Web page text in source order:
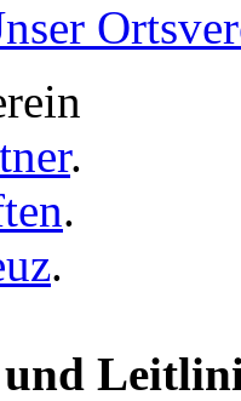
.
.
.